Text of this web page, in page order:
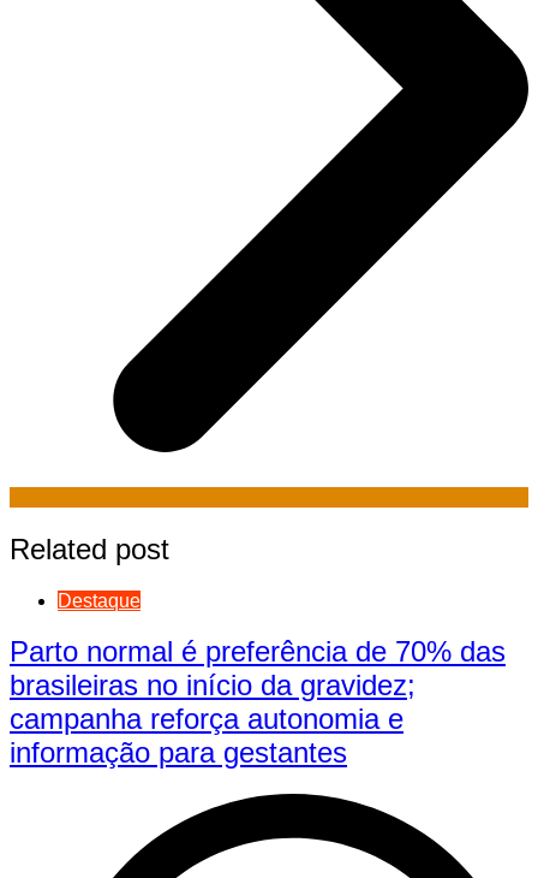
Related post
Destaque
Parto normal é preferência de 70% das
brasileiras no início da gravidez;
campanha reforça autonomia e
informação para gestantes